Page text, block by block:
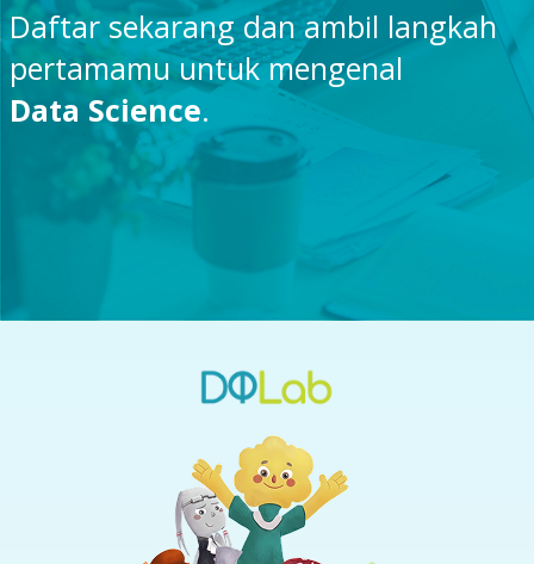
Daftar sekarang dan ambil langkah
pertamamu untuk mengenal
Data Science.